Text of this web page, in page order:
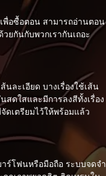
พื่อซื้อตอน สามารถอ่านตอน
ยกันกับพวกเรากันเถอะ
ละเอียด บางเรื่องใช้เส้น
ดใสและมีการลงสีทั้งเรื่อง
ดเตรียมไว้ให้พร้อมแล้ว
ร์โฟนหรือมือถือ ระบบจดจำ